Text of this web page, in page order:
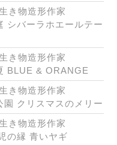
き物造形作家
シバーラホエールテー
き物造形作家
BLUE & ORANGE
き物造形作家
クリスマスのメリー
き物造形作家
の縁 青いヤギ